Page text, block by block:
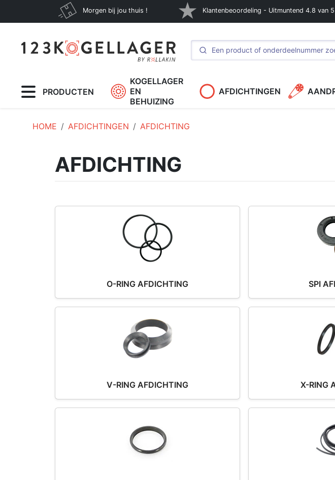
Morgen bij jou thuis ! Klantenbeoordeling - Uitmuntend 4.8 van 5
PRODUCTEN
KOGELLAGER
EN
BEHUIZING
AFDICHTINGEN
HOME AFDICHTINGEN AFDICHTING
AFDICHTING
O-RING AFDICHTING SPI
V-RING AFDICHTING X-RING